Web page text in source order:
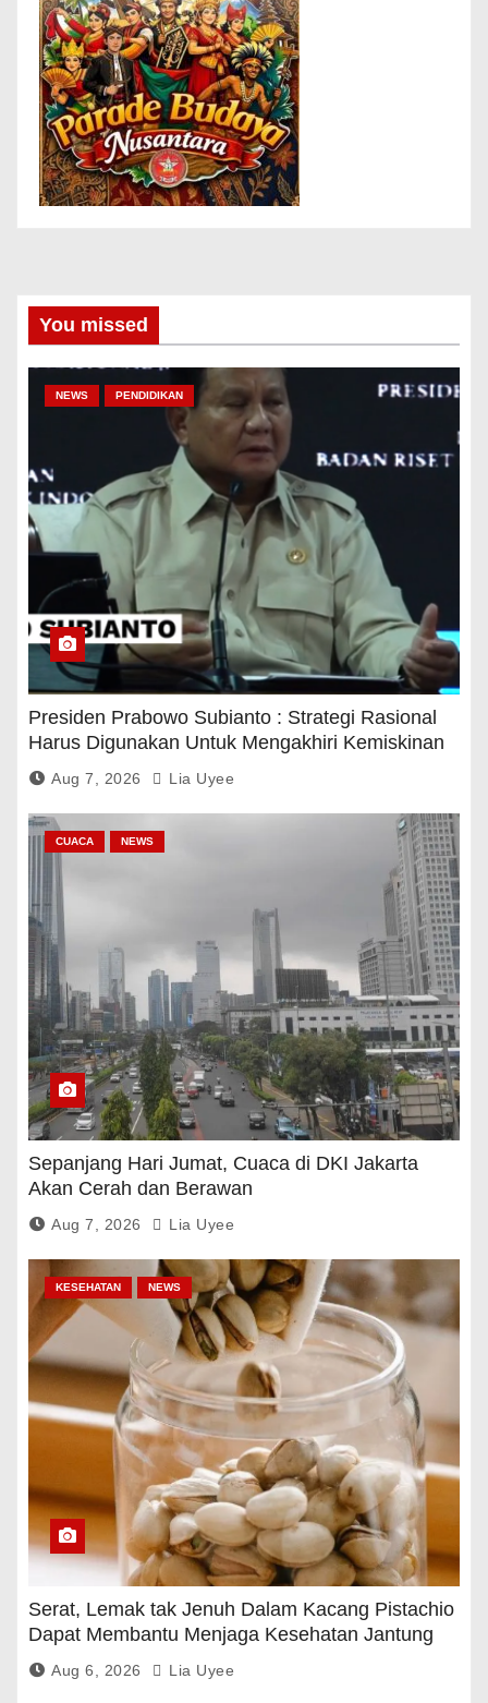
You missed
NEWS PENDIDIKAN
Presiden Prabowo Subianto : Strategi Rasional
Harus Digunakan Untuk Mengakhiri Kemiskinan
Aug 7, 2026 Lia Uyee
CUACA NEWS
Sepanjang Hari Jumat, Cuaca di DKI Jakarta
Akan Cerah dan Berawan
Aug 7, 2026 Lia Uyee
KESEHATAN NEWS
Serat, Lemak tak Jenuh Dalam Kacang Pistachio
Dapat Membantu Menjaga Kesehatan Jantung
Dan Gula Darah
Aug 6, 2026 Lia Uyee